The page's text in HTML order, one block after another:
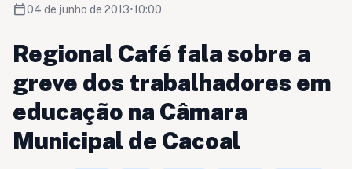
calendar_today04 de junho de 2013•10:00
Regional Café fala sobre a
greve dos trabalhadores em
educação na Câmara
Municipal de Cacoal